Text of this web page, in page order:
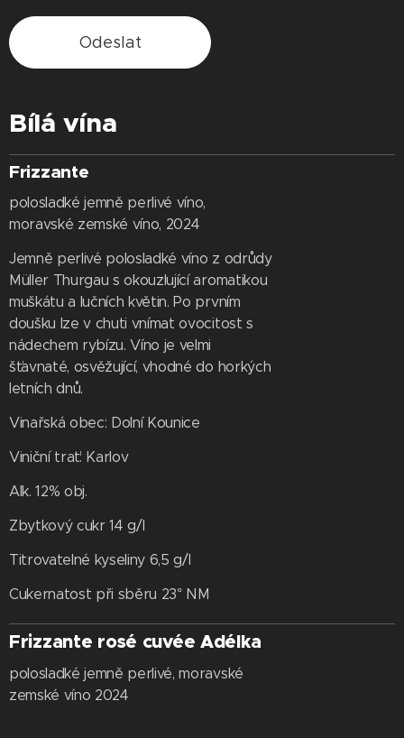
Odeslat
Bílá vína
Frizzante
polosladké jemně perlivé víno,
moravské zemské víno, 2024
Jemně perlivé polosladké víno z odrůdy
Müller Thurgau s okouzlující aromatikou
muškátu a lučních květin. Po prvním
doušku lze v chuti vnímat ovocitost s
nádechem rybízu. Víno je velmi
šťavnaté, osvěžující, vhodné do horkých
letních dnů.
Vinařská obec: Dolní Kounice
Viniční trať: Karlov
Alk. 12% obj.
Zbytkový cukr 14 g/l
Titrovatelné kyseliny 6,5 g/l
Cukernatost při sběru 23° NM
Frizzante rosé cuvée Adélka
polosladké jemně perlivé, moravské
zemské víno 2024